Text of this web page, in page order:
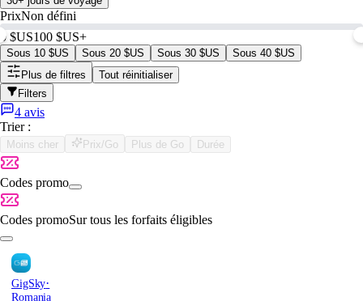
PrixNon défini
0 $US100 $US+
Sous 10 $US Sous 20 $US Sous 30 $US
Sous 40 $US
Plus de filtres
Tout réinitialiser
Filters
4 avis
Trier :
Moins cher Prix/Go Plus de Go Durée
Codes promo
Codes promoSur tous les forfaits éligibles
GigSky·
Romania